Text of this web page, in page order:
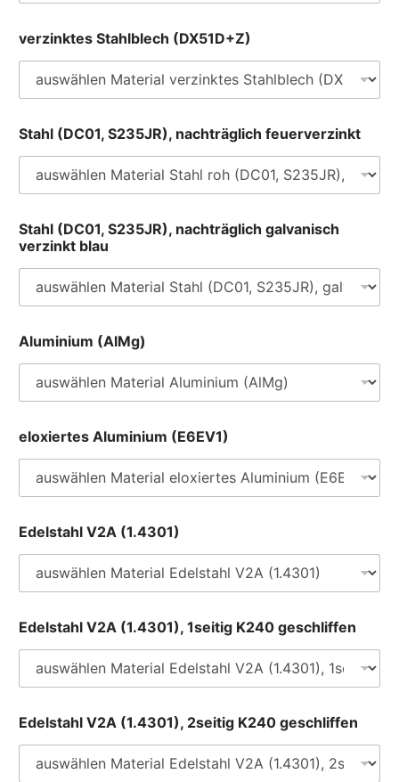
verzinktes Stahlblech (DX51D+Z)
i
e
S
2
3
5
R
,
Stahl (DC01, S235JR), nachträglich feuerverzinkt
Stahl (DC01, S235JR), nachträglich galvanisch
verzinkt blau
Aluminium (AlMg)
eloxiertes Aluminium (E6EV1)
Edelstahl V2A (1.4301)
Edelstahl V2A (1.4301), 1seitig K240 geschliffen
Edelstahl V2A (1.4301), 2seitig K240 geschliffen